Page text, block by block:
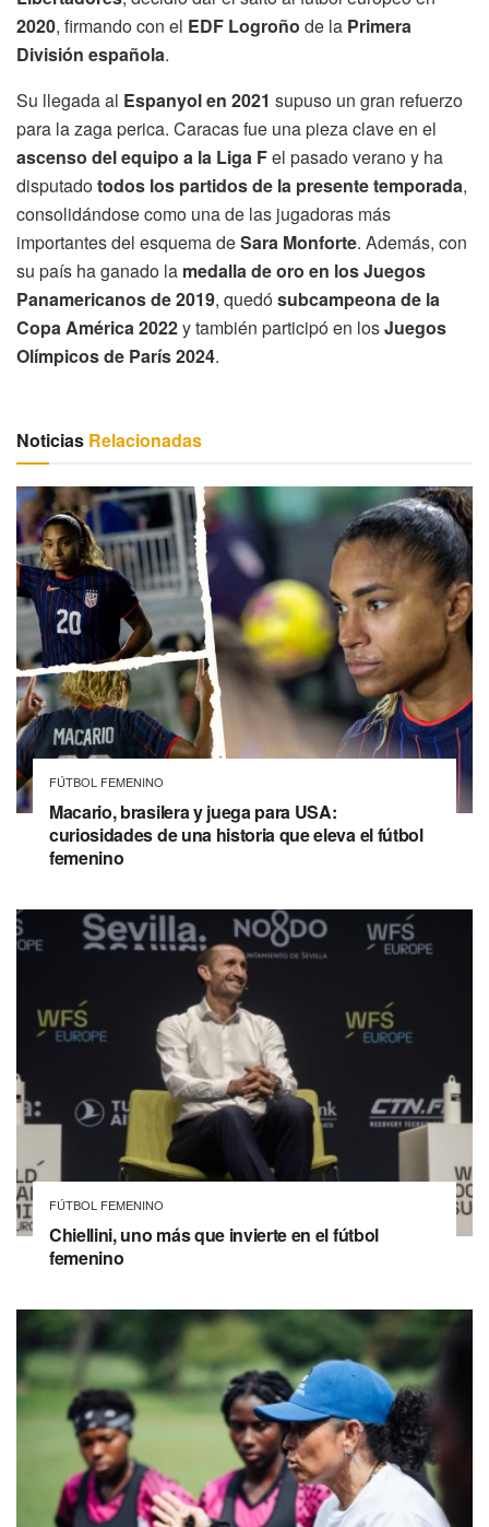
2020, firmando con el EDF Logroño de la Primera
División española.
Su llegada al Espanyol en 2021 supuso un gran refuerzo
para la zaga perica. Caracas fue una pieza clave en el
ascenso del equipo a la Liga Fel pasado verano y ha
disputadotodos los partidos de la presente temporada,
consolidándose como una de las jugadoras más
importantes del esquema deSara Monforte. Además, con
su país ha ganado la medalla de oro en los Juegos
Panamericanos de 2019, quedósubcampeona de la
Copa América 2022y también participó en losJuegos
Olímpicos de París 2024.
Noticias Relacionadas
FÚTBOL FEMENINO
Macario, brasilera y juega para USA:
curiosidades de una historia que eleva el fútbol
femenino
FÚTBOL FEMENINO
Chiellini, uno más que invierte en el fútbol
femenino